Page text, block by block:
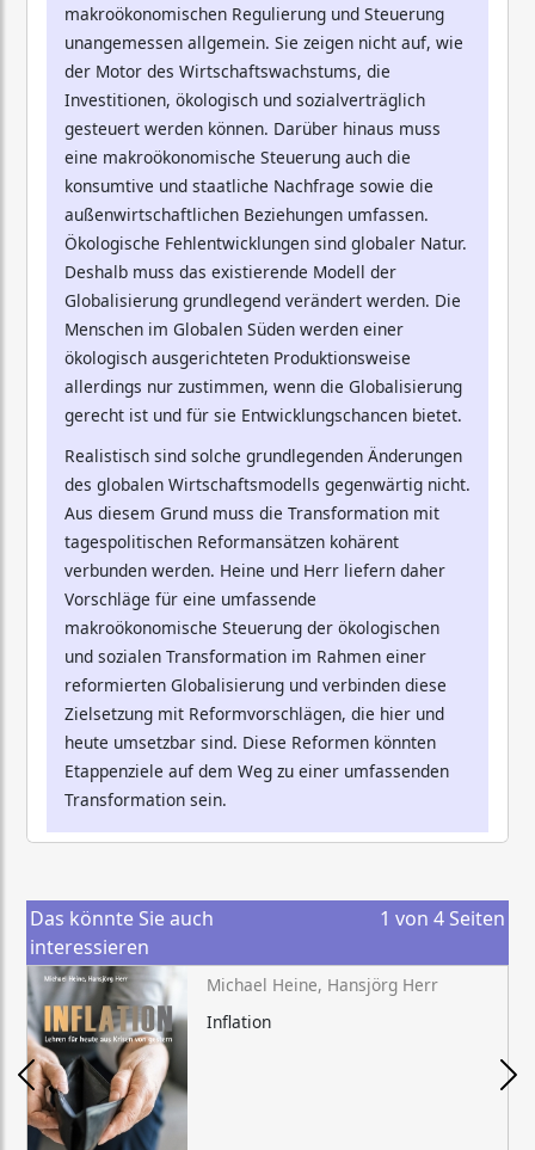
makroökonomischen Regulierung und Steuerung
unangemessen allgemein. Sie zeigen nicht auf, wie
der Motor des Wirtschaftswachstums, die
Investitionen, ökologisch und sozialverträglich
gesteuert werden können. Darüber hinaus muss
eine makroökonomische Steuerung auch die
konsumtive und staatliche Nachfrage sowie die
außenwirtschaftlichen Beziehungen umfassen.
Ökologische Fehlentwicklungen sind globaler Natur.
Deshalb muss das existierende Modell der
Globalisierung grundlegend verändert werden. Die
Menschen im Globalen Süden werden einer
ökologisch ausgerichteten Produktionsweise
allerdings nur zustimmen, wenn die Globalisierung
gerecht ist und für sie Entwicklungschancen bietet.
Realistisch sind solche grundlegenden Änderungen
des globalen Wirtschaftsmodells gegenwärtig nicht.
Aus diesem Grund muss die Transformation mit
tagespolitischen Reformansätzen kohärent
verbunden werden. Heine und Herr liefern daher
Vorschläge für eine umfassende
makroökonomische Steuerung der ökologischen
und sozialen Transformation im Rahmen einer
reformierten Globalisierung und verbinden diese
Zielsetzung mit Reformvorschlägen, die hier und
heute umsetzbar sind. Diese Reformen könnten
Etappenziele auf dem Weg zu einer umfassenden
Transformation sein.
Das könnte Sie auch
interessieren
1 von 4 Seiten
Michael Heine, Hansjörg Herr
Inflation